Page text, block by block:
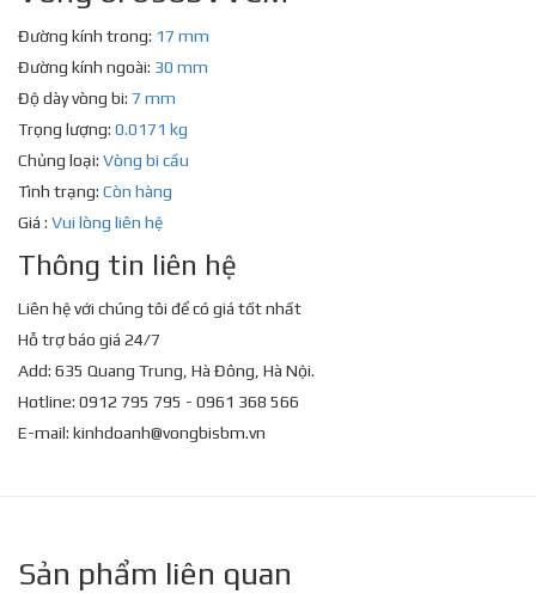
Đường kính trong: 17 mm
Đường kính ngoài: 30 mm
Độ dày vòng bi: 7 mm
Trọng lượng: 0.0171 kg
Chủng loại: Vòng bi cầu
Tình trạng: Còn hàng
Giá : Vui lòng liên hệ
Thông tin liên hệ
Liên hệ với chúng tôi để có giá tốt nhất
Hỗ trợ báo giá 24/7
Add: 635 Quang Trung, Hà Đông, Hà Nội.
Hotline: 0912 795 795 - 0961 368 566
E-mail: kinhdoanh@vongbisbm.vn
Sản phẩm liên quan